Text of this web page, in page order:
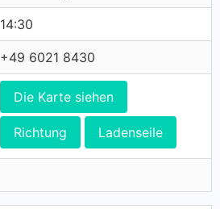
14:30
+49 6021 8430
Die Karte siehen
Richtung Ladenseile